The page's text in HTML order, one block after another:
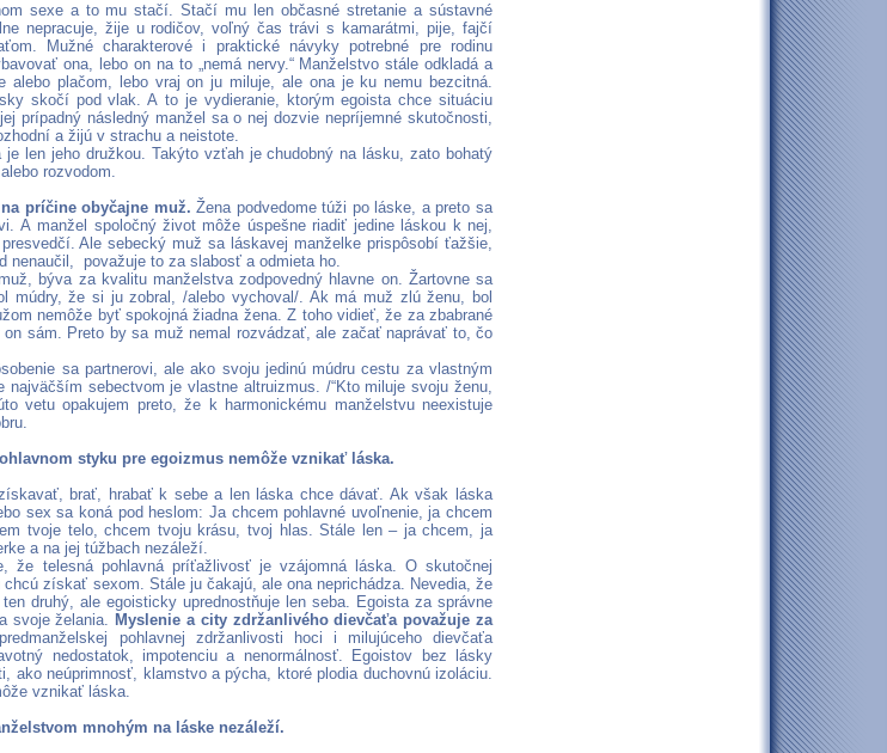
sexe a to mu stačí. Stačí mu len občasné stretanie a sústavné
nepracuje, žije u rodičov, voľný čas trávi s kamarátmi, pije, fajčí
Mužné charakterové i praktické návyky potrebné pre rodinu
ona, lebo on na to „nemá nervy.“ Manželstvo stále odkladá a
alebo plačom, lebo vraj on ju miluje, ale ona je ku nemu bezcitná.
skočí pod vlak. A to je vydieranie, ktorým egoista chce situáciu
prípadný následný manžel sa o nej dozvie nepríjemné skutočnosti,
a žijú v strachu a neistote.
len jeho družkou. Takýto vzťah je chudobný na lásku, zato bohatý
rozvodom.
príčine obyčajne muž. Žena podvedome túži po láske, a preto sa
A manžel spoločný život môže úspešne riadiť jedine láskou k nej,
Ale sebecký muž sa láskavej manželke prispôsobí ťažšie,
nenaučil, považuje to za slabosť a odmieta ho.
býva za kvalitu manželstva zodpovedný hlavne on. Žartovne sa
múdry, že si ju zobral, /alebo vychoval/. Ak má muž zlú ženu, bol
nemôže byť spokojná žiadna žena. Z toho vidieť, že za zbabrané
sám. Preto by sa muž nemal rozvádzať, ale začať naprávať to, čo
sa partnerovi, ale ako svoju jedinú múdru cestu za vlastným
sebectvom je vlastne altruizmus. /“Kto miluje svoju ženu,
vetu opakujem preto, že k harmonickému manželstvu neexistuje
styku pre egoizmus nemôže vznikať láska.
brať, hrabať k sebe a len láska chce dávať. Ak však láska
sex sa koná pod heslom: Ja chcem pohlavné uvoľnenie, ja chcem
tvoje telo, chcem tvoju krásu, tvoj hlas. Stále len – ja chcem, ja
a na jej túžbach nezáleží.
že telesná pohlavná príťažlivosť je vzájomná láska. O skutočnej
získať sexom. Stále ju čakajú, ale ona neprichádza. Nevedia, že
druhý, ale egoisticky uprednostňuje len seba. Egoista za správne
svoje želania. Myslenie a city zdržanlivého dievčaťa považuje za
pohlavnej zdržanlivosti hoci i milujúceho dievčaťa
nedostatok, impotenciu a nenormálnosť. Egoistov bez lásky
ako neúprimnosť, klamstvo a pýcha, ktoré plodia duchovnú izoláciu.
vznikať láska.
mnohým na láske nezáleží.